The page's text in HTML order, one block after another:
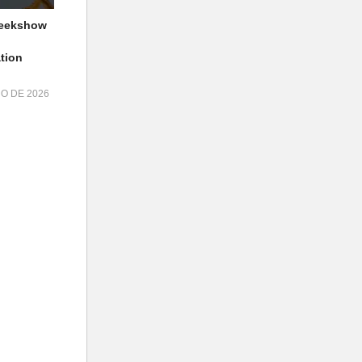
DE 2026